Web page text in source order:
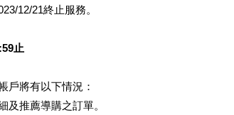
12/21終止服務。
止
戶將有以下情況：
及推薦導購之訂單。